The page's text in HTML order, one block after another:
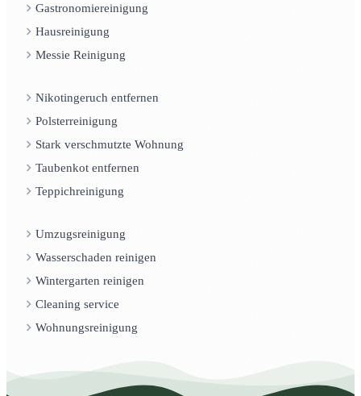
Gastronomiereinigung
Hausreinigung
Messie Reinigung
Nikotingeruch entfernen
Polsterreinigung
Stark verschmutzte Wohnung
Taubenkot entfernen
Teppichreinigung
Umzugsreinigung
Wasserschaden reinigen
Wintergarten reinigen
Cleaning service
Wohnungsreinigung